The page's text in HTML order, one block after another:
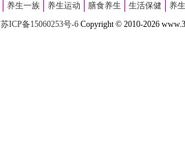
养生一族 养生运动 膳食养生 生活保健
养
苏ICP备15060253号-6Copyright©2010-2026